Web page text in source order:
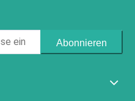
Abonnieren